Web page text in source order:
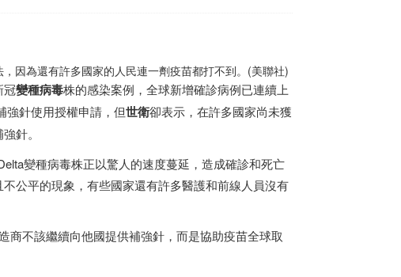
因為還有許多國家的人民連一劑疫苗都打不到。(美聯社)
冠變種病毒株的感染案例，全球新增確診病例已連續上
強針使用授權申請，但世衛卻表示，在許多國家尚未獲
針。
變種病毒株正以驚人的速度蔓延，造成確診和死亡
公平的現象，有些國家還有許多醫護和前線人員沒有
商不該繼續向他國提供補強針，而是協助疫苗全球取